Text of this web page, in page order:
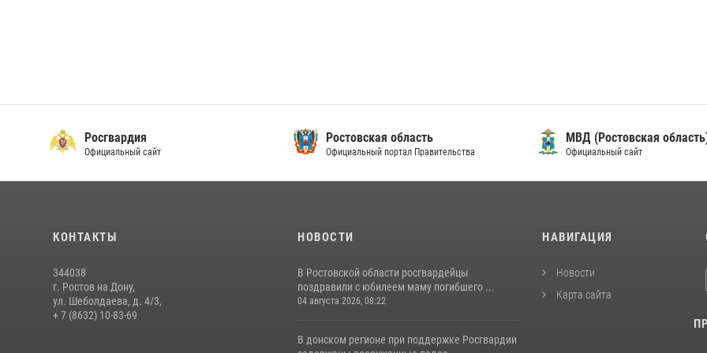
Росгвардия
Официальный сайт
Ростовская область
Официальный портал Правительства
МВД (Ростовская
Официальный сайт
КОНТАКТЫ
344038
г. Ростов на Дону,
ул. Шеболдаева, д. 4/3,
+ 7 (8632) 10-83-69
НОВОСТИ
В Ростовской области росгвардейцы
поздравили с юбилеем маму погибшего ...
04 августа 2026, 08:22
В донском регионе при поддержке Росгвардии
НАВИГАЦИЯ
Новости
Карта сайта